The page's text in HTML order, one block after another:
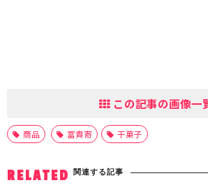
この記事の画像一
商品 冨貴寄 干菓子
RELATED 関連する記事